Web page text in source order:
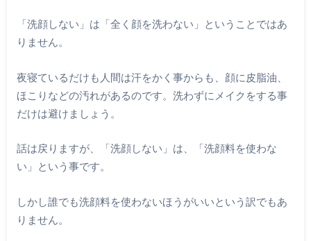
「洗顔しない」は「全く顔を洗わない」ということではあ
りません。
夜寝ているだけも人間は汗をかく事からも、顔に皮脂油、
ほこりなどの汚れがあるのです。洗わずにメイクをする事
だけは避けましょう。
話は戻りますが、「洗顔しない」は、「洗顔料を使わな
い」という事です。
しかし誰でも洗顔料を使わないほうがいいという訳でもあ
りません。